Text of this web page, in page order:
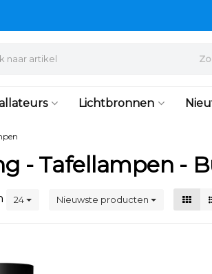
Lichtbronnen
- Tafellampen -
24 Nieuwste producten